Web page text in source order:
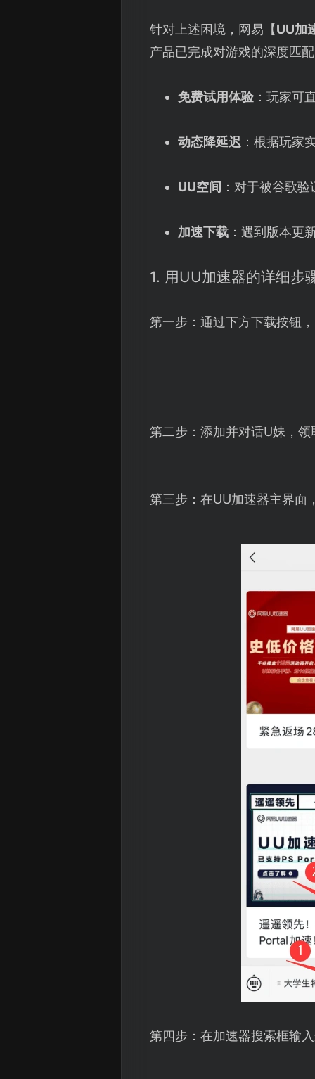
针对上述困境，网易【UU加
产品已完成对游戏的深度匹
免费试用体验：玩家可
动态降延迟：根据玩家
UU空间 ：对于被谷歌
加速下载：遇到版本更
1. 用UU加速器的详细步
第一步：通过下方下载按钮
第二步：添加并对话U妹，
第三步：在UU加速器主界面
第四步：在加速器搜索框输